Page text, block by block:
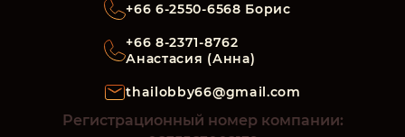
Регистрационный номер компании:
+66 6-2550-6568 Борис
+66 8-2371-8762
Анастасия (Анна)
thailobby66@gmail.com